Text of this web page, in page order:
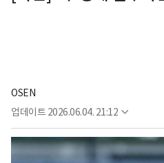
OSEN
업데이트 2026.06.04. 21:12